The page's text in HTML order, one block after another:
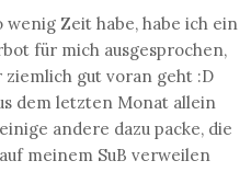
wenig Zeit habe, habe ich ein
für mich ausgesprochen,
ziemlich gut voran geht :D
dem letzten Monat allein
andere dazu packe, die
meinem SuB verweilen